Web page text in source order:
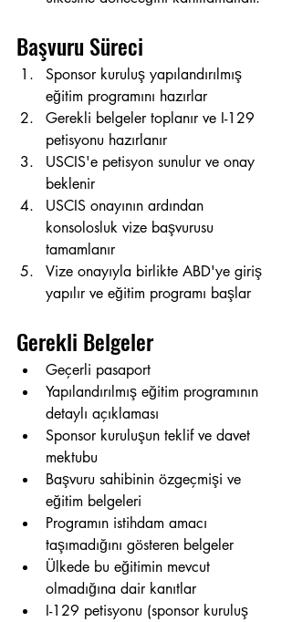
Başvuru Süreci
Sponsor kuruluş yapılandırılmış
eğitim programını hazırlar
Gerekli belgeler toplanır ve I-129
petisyonu hazırlanır
USCIS'e petisyon sunulur ve onay
beklenir
USCIS onayının ardından
konsolosluk vize başvurusu
tamamlanır
Vize onayıyla birlikte ABD'ye giriş
yapılır ve eğitim programı başlar
Gerekli Belgeler
Geçerli pasaport
Yapılandırılmış eğitim programının
detaylı açıklaması
Sponsor kuruluşun teklif ve davet
mektubu
Başvuru sahibinin özgeçmişi ve
eğitim belgeleri
Programın istihdam amacı
taşımadığını gösteren belgeler
Ülkede bu eğitimin mevcut
olmadığına dair kanıtlar
I-129 petisyonu (sponsor kuruluş